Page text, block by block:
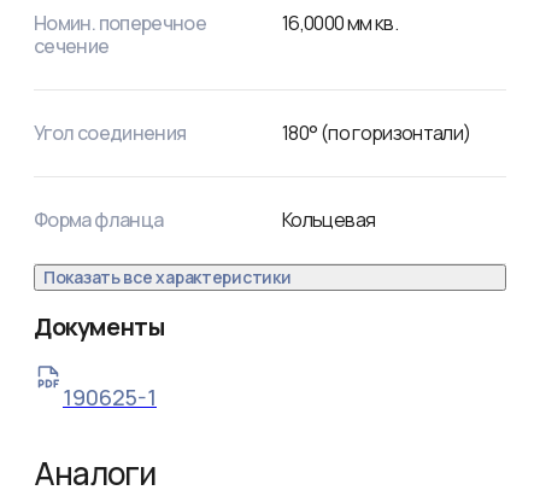
Номин. поперечное
сечение
16,0000мм кв.
Угол соединения 180° (по горизонтали)
Форма фланца Кольцевая
Показать все характеристики
Документы
190625-1
Аналоги